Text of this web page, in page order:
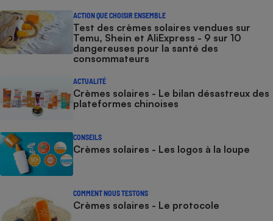
ACTION QUE CHOISIR ENSEMBLE
Test des crèmes solaires vendues sur
Temu, Shein et AliExpress - 9 sur 10
dangereuses pour la santé des
consommateurs
ACTUALITÉ
Crèmes solaires - Le bilan désastreux des
plateformes chinoises
CONSEILS
Crèmes solaires - Les logos à la loupe
COMMENT NOUS TESTONS
Crèmes solaires - Le protocole